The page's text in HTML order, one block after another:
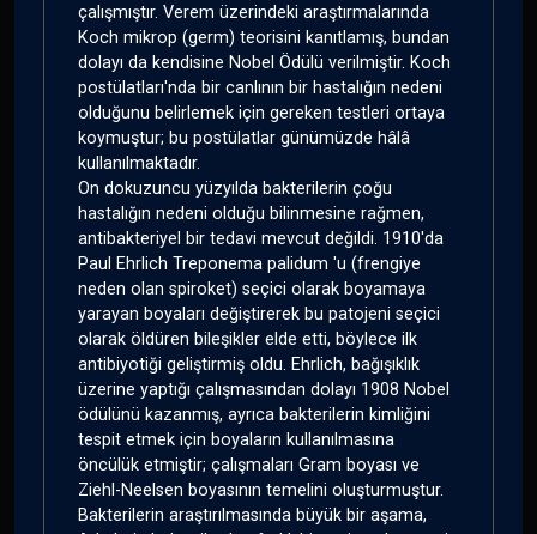
çalışmıştır. Verem üzerindeki araştırmalarında
Koch mikrop (germ) teorisini kanıtlamış, bundan
dolayı da kendisine Nobel Ödülü verilmiştir. Koch
postülatları'nda bir canlının bir hastalığın nedeni
olduğunu belirlemek için gereken testleri ortaya
koymuştur; bu postülatlar günümüzde hâlâ
kullanılmaktadır.
On dokuzuncu yüzyılda bakterilerin çoğu
hastalığın nedeni olduğu bilinmesine rağmen,
antibakteriyel bir tedavi mevcut değildi. 1910'da
Paul Ehrlich Treponema palidum 'u (frengiye
neden olan spiroket) seçici olarak boyamaya
yarayan boyaları değiştirerek bu patojeni seçici
olarak öldüren bileşikler elde etti, böylece ilk
antibiyotiği geliştirmiş oldu. Ehrlich, bağışıklık
üzerine yaptığı çalışmasından dolayı 1908 Nobel
ödülünü kazanmış, ayrıca bakterilerin kimliğini
tespit etmek için boyaların kullanılmasına
öncülük etmiştir; çalışmaları Gram boyası ve
Ziehl-Neelsen boyasının temelini oluşturmuştur.
Bakterilerin araştırılmasında büyük bir aşama,